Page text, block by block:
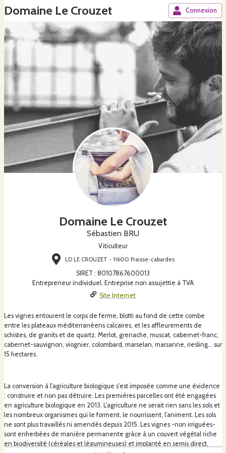
Domaine Le Crouzet Connexion
Domaine Le Crouzet
Sébastien BRU
Viticulteur
LD LE CROUZET - 11600 Fraisse-cabardes
SIRET : 80107867600013
Entrepreneur individuel. Entreprise non assujettie à TVA
Site Internet
Les vignes entourent le corps de ferme, blotti au fond de cette combe
entre les plateaux méditerranéens calcaires, et les affleurements de
schistes, de granits et de quartz. Merlot, grenache, muscat, cabernet-franc,
cabernet-sauvignon, viognier, colombard, marselan, marsanne, riesling... sur
15 hectares.
La conversion à l'agriculture biologique s'est imposée comme une évidence
: construire et non pas détruire. Les premières parcelles ont été engagées
en agriculture biologique en 2013. L'agriculture ne serait rien sans les sols et
les nombreux organismes qui le forment, le nourrissent, l’animent. Les sols
ne sont plus travaillés ni amendés depuis 2015. Les vignes -non irriguées-
sont enherbées de manière permanente grâce à un couvert végétal riche
en biodiversité (céréales et légumineuses) et implanté en semis direct.